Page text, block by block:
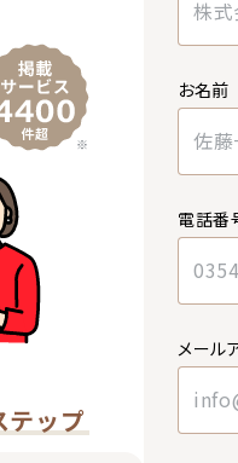
テップ
お名前
電話番
メール